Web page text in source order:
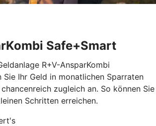
Safe+Smart
R+V-AnsparKombi
Sie Ihr Geld in monatlichen Sparraten
zugleich an. So können Sie
Schritten erreichen.